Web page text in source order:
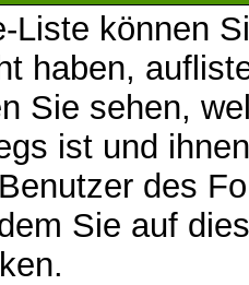
Liste können
haben,
Sie sehen,
ist und
des
Sie auf